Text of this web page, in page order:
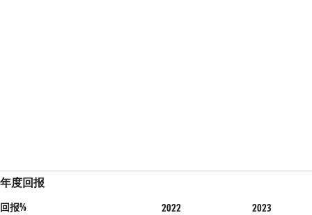
年度回报
回报% 2022
2023